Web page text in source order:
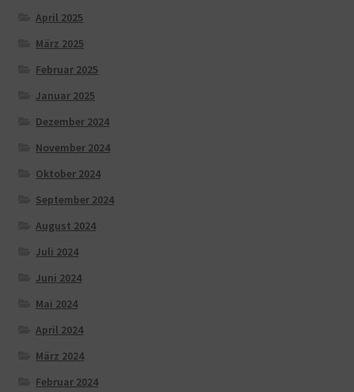
April 2025
März 2025
Februar 2025
Januar 2025
Dezember 2024
November 2024
Oktober 2024
September 2024
August 2024
Juli 2024
Juni 2024
Mai 2024
April 2024
März 2024
Februar 2024